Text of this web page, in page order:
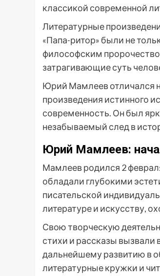
классикой современной
Литературные
«Папа-ритор» были не
философским
затрагивающие суть
Юрий Мамлеев отличался
произведения истинного
современность. Он был
незабываемый след в
Юрий Мамлеев:
Мамлеев родился 2
обладали глубокими
писательской
литературе и искусству,
Свою творческую
стихи и рассказы вызвали
дальнейшему развитию в
литературные кружки и